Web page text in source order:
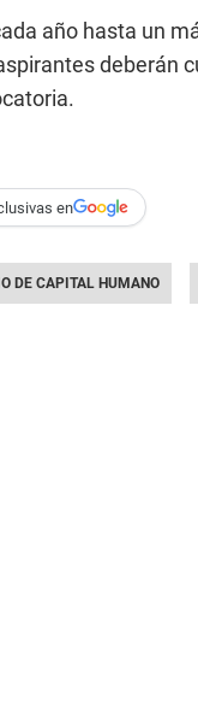
año hasta un
deberán
en
DE CAPITAL HUMANO